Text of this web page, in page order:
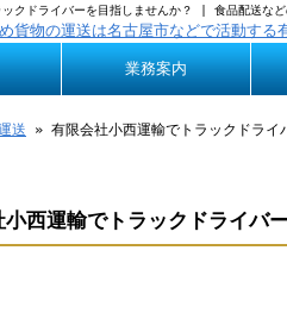
ックドライバーを目指しませんか？ | 食品配送な
業務案内
送 » 有限会社小西運輸でトラックドライ
西運輸でトラックドライバ